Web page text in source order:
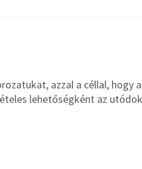
azzal a céllal, hogy
lehetőségként az